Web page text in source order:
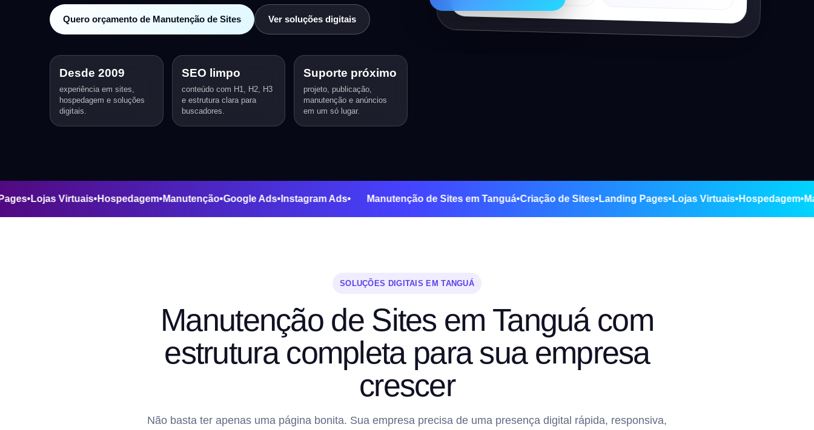
Quero orçamento de Manutenção de Sites Ver soluções digitais
Desde 2009
experiência em sites,
hospedagem e soluções
digitais.
SEO limpo
conteúdo com H1, H2, H3
e estrutura clara para
buscadores.
Suporte próximo
projeto, publicação,
manutenção e anúncios
em um só lugar.
Pages•Lojas Virtuais•Hospedagem•Manutenção• Google Ads•Instagram Ads• Manutenção de Sites em Tanguá•Criação de Sites•Landing Pages•Lojas Virtuais•
SOLUÇÕES DIGITAIS EM TANGUÁ
Manutenção de Sites em Tanguá com
estrutura completa para sua empresa
crescer
Não basta ter apenas uma página bonita. Sua empresa precisa de uma presença digital rápida, responsiva,